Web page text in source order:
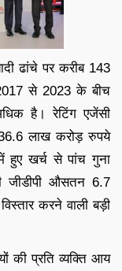
ढांचे पर करीब 143
से 2023 के बीच
है। रेटिंग एजेंसी
लाख करोड़ रुपये
हुए खर्च से पांच गुना
जीडीपी औसतन 6.7
करने वाली बड़ी
की प्रति व्यक्ति आय